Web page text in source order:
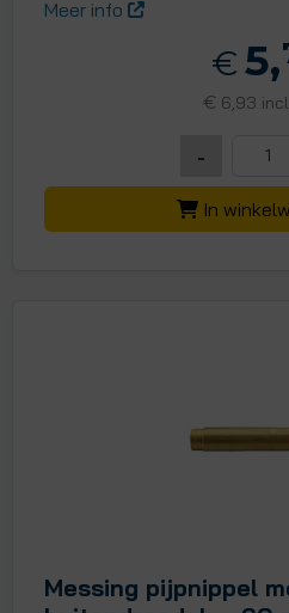
Meer info
€ 5,
€ 6,93
-
In
Messing pijpnippel